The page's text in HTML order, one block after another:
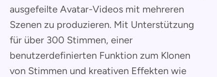
ausgefeilte Avatar-Videos mit mehreren
Szenen zu produzieren. Mit Unterstützung
für über 300 Stimmen, einer
benutzerdefinierten Funktion zum Klonen
von Stimmen und kreativen Effekten wie